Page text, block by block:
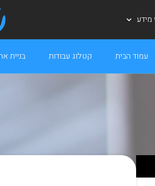
מידע
עמוד הבית קטלוג עבודות בניית